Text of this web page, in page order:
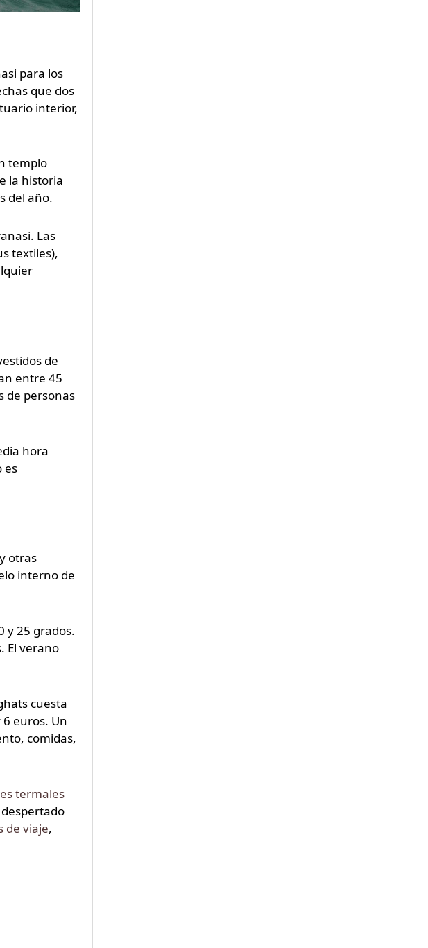
para los
que dos
interior,
templo
la historia
del año.
Las
textiles),
de
entre 45
de personas
hora
es
otras
interno de
y 25 grados.
El verano
cuesta
euros. Un
comidas,
termales
de viaje,